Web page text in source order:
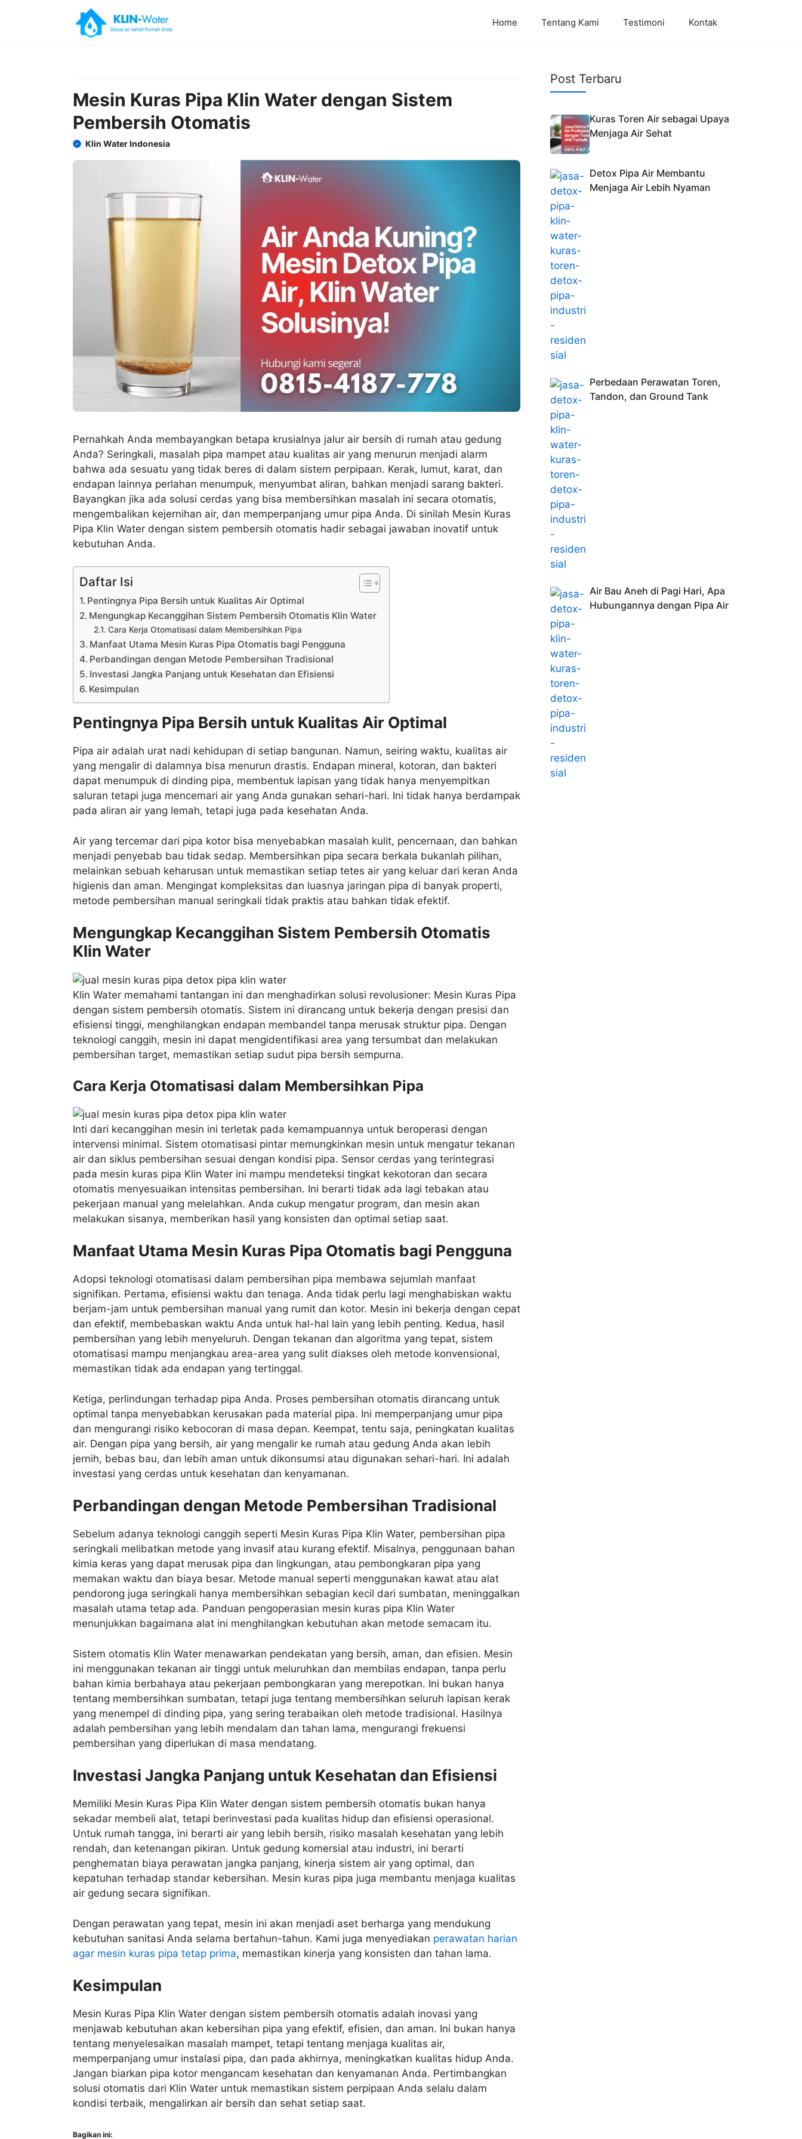
Home Tentang Kami Testimoni Kontak
Mesin Kuras Pipa Klin Water dengan Sistem
Pembersih Otomatis
Klin Water Indonesia
Pernahkah Anda membayangkan betapa krusialnya jalur air bersih di rumah atau gedung
Anda? Seringkali, masalah pipa mampet atau kualitas air yang menurun menjadi alarm
bahwa ada sesuatu yang tidak beres di dalam sistem perpipaan. Kerak, lumut, karat, dan
endapan lainnya perlahan menumpuk, menyumbat aliran, bahkan menjadi sarang bakteri.
Bayangkan jika ada solusi cerdas yang bisa membersihkan masalah ini secara otomatis,
mengembalikan kejernihan air, dan memperpanjang umur pipa Anda. Di sinilah Mesin Kuras
Pipa Klin Water dengan sistem pembersih otomatis hadir sebagai jawaban inovatif untuk
kebutuhan Anda.
Daftar Isi
Pentingnya Pipa Bersih untuk Kualitas Air Optimal
Mengungkap Kecanggihan Sistem Pembersih Otomatis Klin Water
Cara Kerja Otomatisasi dalam Membersihkan Pipa
Manfaat Utama Mesin Kuras Pipa Otomatis bagi Pengguna
Perbandingan dengan Metode Pembersihan Tradisional
Investasi Jangka Panjang untuk Kesehatan dan Efisiensi
Kesimpulan
Pentingnya Pipa Bersih untuk Kualitas Air Optimal
Pipa air adalah urat nadi kehidupan di setiap bangunan. Namun, seiring waktu, kualitas air
yang mengalir di dalamnya bisa menurun drastis. Endapan mineral, kotoran, dan bakteri
dapat menumpuk di dinding pipa, membentuk lapisan yang tidak hanya menyempitkan
saluran tetapi juga mencemari air yang Anda gunakan sehari-hari. Ini tidak hanya berdampak
pada aliran air yang lemah, tetapi juga pada kesehatan Anda.
Air yang tercemar dari pipa kotor bisa menyebabkan masalah kulit, pencernaan, dan bahkan
menjadi penyebab bau tidak sedap. Membersihkan pipa secara berkala bukanlah pilihan,
melainkan sebuah keharusan untuk memastikan setiap tetes air yang keluar dari keran Anda
higienis dan aman. Mengingat kompleksitas dan luasnya jaringan pipa di banyak properti,
metode pembersihan manual seringkali tidak praktis atau bahkan tidak efektif.
Mengungkap Kecanggihan Sistem Pembersih Otomatis
Klin Water
Klin Water memahami tantangan ini dan menghadirkan solusi revolusioner: Mesin Kuras Pipa
dengan sistem pembersih otomatis. Sistem ini dirancang untuk bekerja dengan presisi dan
efisiensi tinggi, menghilangkan endapan membandel tanpa merusak struktur pipa. Dengan
teknologi canggih, mesin ini dapat mengidentifikasi area yang tersumbat dan melakukan
pembersihan target, memastikan setiap sudut pipa bersih sempurna.
Cara Kerja Otomatisasi dalam Membersihkan Pipa
Inti dari kecanggihan mesin ini terletak pada kemampuannya untuk beroperasi dengan
intervensi minimal. Sistem otomatisasi pintar memungkinkan mesin untuk mengatur tekanan
air dan siklus pembersihan sesuai dengan kondisi pipa. Sensor cerdas yang terintegrasi
pada mesin kuras pipa Klin Water ini mampu mendeteksi tingkat kekotoran dan secara
otomatis menyesuaikan intensitas pembersihan. Ini berarti tidak ada lagi tebakan atau
pekerjaan manual yang melelahkan. Anda cukup mengatur program, dan mesin akan
melakukan sisanya, memberikan hasil yang konsisten dan optimal setiap saat.
Manfaat Utama Mesin Kuras Pipa Otomatis bagi Pengguna
Adopsi teknologi otomatisasi dalam pembersihan pipa membawa sejumlah manfaat
signifikan. Pertama, efisiensi waktu dan tenaga. Anda tidak perlu lagi menghabiskan waktu
berjam-jam untuk pembersihan manual yang rumit dan kotor. Mesin ini bekerja dengan cepat
dan efektif, membebaskan waktu Anda untuk hal-hal lain yang lebih penting. Kedua, hasil
pembersihan yang lebih menyeluruh. Dengan tekanan dan algoritma yang tepat, sistem
otomatisasi mampu menjangkau area-area yang sulit diakses oleh metode konvensional,
memastikan tidak ada endapan yang tertinggal.
Ketiga, perlindungan terhadap pipa Anda. Proses pembersihan otomatis dirancang untuk
optimal tanpa menyebabkan kerusakan pada material pipa. Ini memperpanjang umur pipa
dan mengurangi risiko kebocoran di masa depan. Keempat, tentu saja, peningkatan kualitas
air. Dengan pipa yang bersih, air yang mengalir ke rumah atau gedung Anda akan lebih
jernih, bebas bau, dan lebih aman untuk dikonsumsi atau digunakan sehari-hari. Ini adalah
investasi yang cerdas untuk kesehatan dan kenyamanan.
Perbandingan dengan Metode Pembersihan Tradisional
Sebelum adanya teknologi canggih seperti Mesin Kuras Pipa Klin Water, pembersihan pipa
seringkali melibatkan metode yang invasif atau kurang efektif. Misalnya, penggunaan bahan
kimia keras yang dapat merusak pipa dan lingkungan, atau pembongkaran pipa yang
memakan waktu dan biaya besar. Metode manual seperti menggunakan kawat atau alat
pendorong juga seringkali hanya membersihkan sebagian kecil dari sumbatan, meninggalkan
masalah utama tetap ada. Panduan pengoperasian mesin kuras pipa Klin Water
menunjukkan bagaimana alat ini menghilangkan kebutuhan akan metode semacam itu.
Sistem otomatis Klin Water menawarkan pendekatan yang bersih, aman, dan efisien. Mesin
ini menggunakan tekanan air tinggi untuk meluruhkan dan membilas endapan, tanpa perlu
bahan kimia berbahaya atau pekerjaan pembongkaran yang merepotkan. Ini bukan hanya
tentang membersihkan sumbatan, tetapi juga tentang membersihkan seluruh lapisan kerak
yang menempel di dinding pipa, yang sering terabaikan oleh metode tradisional. Hasilnya
adalah pembersihan yang lebih mendalam dan tahan lama, mengurangi frekuensi
pembersihan yang diperlukan di masa mendatang.
Investasi Jangka Panjang untuk Kesehatan dan Efisiensi
Memiliki Mesin Kuras Pipa Klin Water dengan sistem pembersih otomatis bukan hanya
sekadar membeli alat, tetapi berinvestasi pada kualitas hidup dan efisiensi operasional.
Untuk rumah tangga, ini berarti air yang lebih bersih, risiko masalah kesehatan yang lebih
rendah, dan ketenangan pikiran. Untuk gedung komersial atau industri, ini berarti
penghematan biaya perawatan jangka panjang, kinerja sistem air yang optimal, dan
kepatuhan terhadap standar kebersihan. Mesin kuras pipa juga membantu menjaga kualitas
air gedung secara signifikan.
Dengan perawatan yang tepat, mesin ini akan menjadi aset berharga yang mendukung
kebutuhan sanitasi Anda selama bertahun-tahun. Kami juga menyediakan perawatan harian
agar mesin kuras pipa tetap prima, memastikan kinerja yang konsisten dan tahan lama.
Kesimpulan
Mesin Kuras Pipa Klin Water dengan sistem pembersih otomatis adalah inovasi yang
menjawab kebutuhan akan kebersihan pipa yang efektif, efisien, dan aman. Ini bukan hanya
tentang menyelesaikan masalah mampet, tetapi tentang menjaga kualitas air,
memperpanjang umur instalasi pipa, dan pada akhirnya, meningkatkan kualitas hidup Anda.
Jangan biarkan pipa kotor mengancam kesehatan dan kenyamanan Anda. Pertimbangkan
solusi otomatis dari Klin Water untuk memastikan sistem perpipaan Anda selalu dalam
kondisi terbaik, mengalirkan air bersih dan sehat setiap saat.
Bagikan ini:
Post Terbaru
Kuras Toren Air sebagai Upaya
Menjaga Air Sehat
Detox Pipa Air Membantu
Menjaga Air Lebih Nyaman
Perbedaan Perawatan Toren,
Tandon, dan Ground Tank
Air Bau Aneh di Pagi Hari, Apa
Hubungannya dengan Pipa Air